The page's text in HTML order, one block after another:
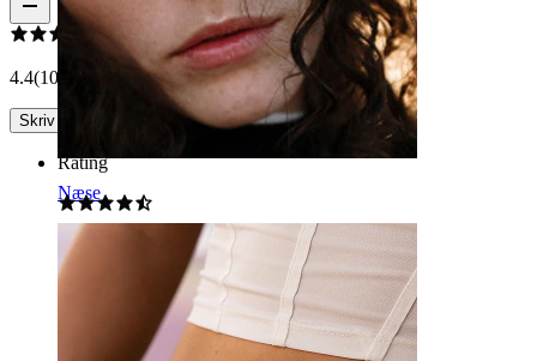
Næse
4.4(10 anmeldelser)
Skriv en anmeldelse
Rating
Sød
Sød feminin pige ting:)
Henriette Risbank
Bekræftet køb